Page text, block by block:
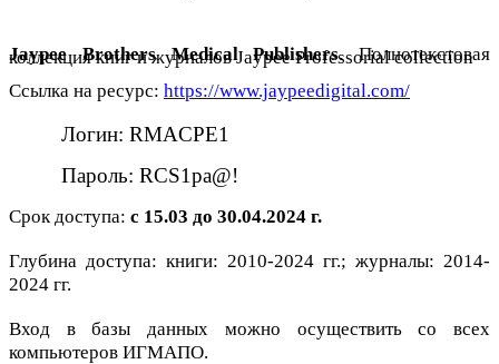
Jaypee Brothers Medical Publishers.Полнотекстовая
коллекция книг и журналовJaypee Professorial collection
Ссылка на ресурс: https://www.jaypeedigital.com/
Логин: RMACPE1
Пароль: RCS1pa@!
Срок доступа: c 15.03 до 30.04.2024 г.
Глубина доступа: книги: 2010-2024 гг.; журналы: 2014-
2024 гг.
Вход в базы данных можно осуществить со всех
компьютеров ИГМАПО.